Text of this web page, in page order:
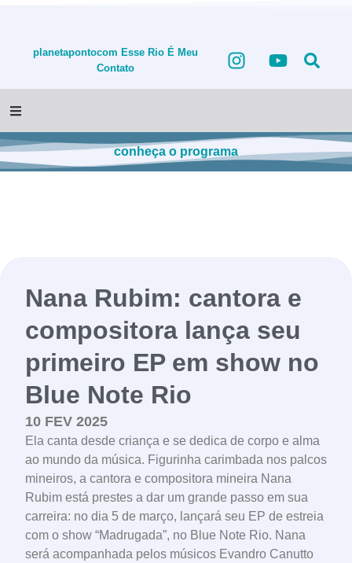
planetapontocom Esse Rio É Meu
Contato
conheça o programa
Nana Rubim: cantora e
compositora lança seu
primeiro EP em show no
Blue Note Rio
10 FEV 2025
Ela canta desde criança e se dedica de corpo e alma
ao mundo da música. Figurinha carimbada nos palcos
mineiros, a cantora e compositora mineira Nana
Rubim está prestes a dar um grande passo em sua
carreira: no dia 5 de março, lançará seu EP de estreia
com o show “Madrugada”, no Blue Note Rio. Nana
será acompanhada pelos músicos Evandro Canutto